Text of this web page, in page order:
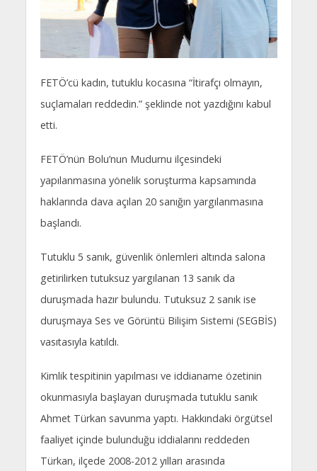
FETÖ’cü kadın, tutuklu kocasına “İtirafçı olmayın,
suçlamaları reddedin.” şeklinde not yazdığını kabul
etti.
FETÖ’nün Bolu’nun Mudurnu ilçesindeki
yapılanmasına yönelik soruşturma kapsamında
haklarında dava açılan 20 sanığın yargılanmasına
başlandı.
Tutuklu 5 sanık, güvenlik önlemleri altında salona
getirilirken tutuksuz yargılanan 13 sanık da
duruşmada hazır bulundu. Tutuksuz 2 sanık ise
duruşmaya Ses ve Görüntü Bilişim Sistemi (SEGBİS)
vasıtasıyla katıldı.
Kimlik tespitinin yapılması ve iddianame özetinin
okunmasıyla başlayan duruşmada tutuklu sanık
Ahmet Türkan savunma yaptı. Hakkındaki örgütsel
faaliyet içinde bulunduğu iddialarını reddeden
Türkan, ilçede 2008-2012 yılları arasında